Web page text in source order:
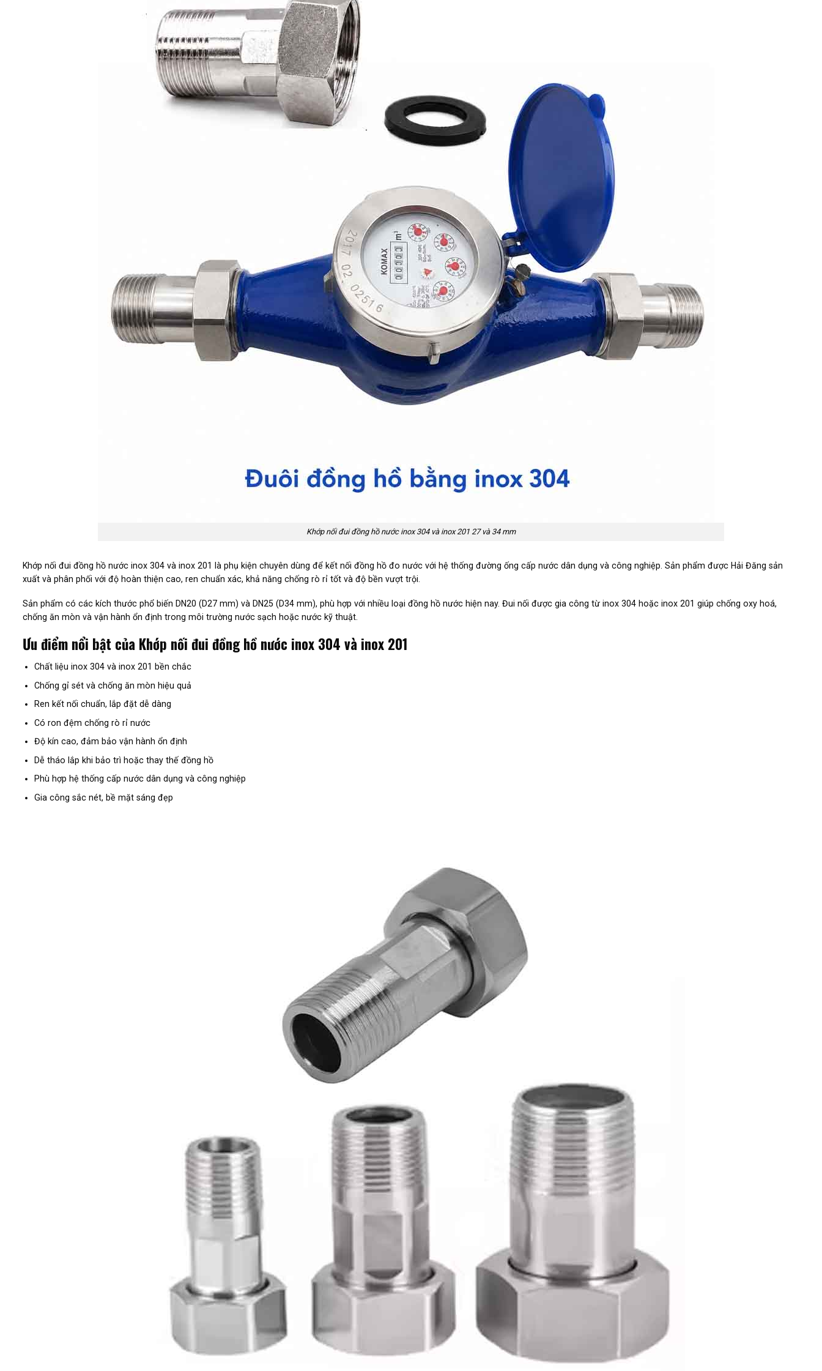
Khớp nối đui đồng hồ nước inox 304 và inox 201 27 và 34 mm
Khớp nối đui đồng hồ nước inox 304 và inox 201 là phụ kiện chuyên dùng để kết nối đồng hồ đo nước với hệ thống đường ống cấp nước dân dụng và công nghiệp. Sản phẩm được Hải Đăng sản
xuất và phân phối với độ hoàn thiện cao, ren chuẩn xác, khả năng chống rò rỉ tốt và độ bền vượt trội.
Sản phẩm có các kích thước phổ biến DN20 (D27 mm) và DN25 (D34 mm), phù hợp với nhiều loại đồng hồ nước hiện nay. Đui nối được gia công từ inox 304 hoặc inox 201 giúp chống oxy hoá,
chống ăn mòn và vận hành ổn định trong môi trường nước sạch hoặc nước kỹ thuật.
Ưu điểm nổi bật của Khớp nối đui đồng hồ nước inox 304 và inox 201
Chất liệu inox 304 và inox 201 bền chắc
Chống gỉ sét và chống ăn mòn hiệu quả
Ren kết nối chuẩn, lắp đặt dễ dàng
Có ron đệm chống rò rỉ nước
Độ kín cao, đảm bảo vận hành ổn định
Dễ tháo lắp khi bảo trì hoặc thay thế đồng hồ
Phù hợp hệ thống cấp nước dân dụng và công nghiệp
Gia công sắc nét, bề mặt sáng đẹp